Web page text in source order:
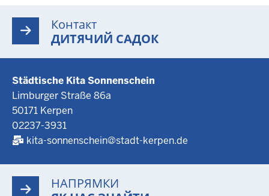
Контакт
ДИТЯЧИЙ САДОК
Städtische Kita Sonnenschein
Limburger Straße 86a
50171 Kerpen
02237-3931
kita-sonnenschein@stadt-kerpen.de
НАПРЯМКИ